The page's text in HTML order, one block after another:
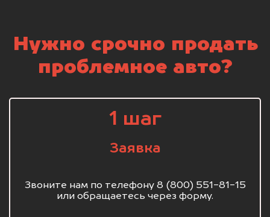
Нужно срочно продать
проблемное авто?
1 шаг
Заявка
Звоните нам по телефону 8 (800) 551-81-15
или обращаетесь через форму.